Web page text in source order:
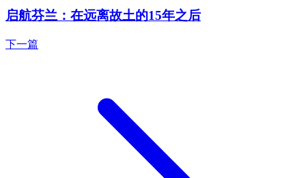
启航芬兰：在远离故土的15年之后
下一篇